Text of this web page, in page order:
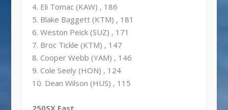
4. Eli Tomac (KAW) , 186
5. Blake Baggett (KTM) , 181
6. Weston Peick (SUZ) , 171
7. Broc Tickle (KTM) , 147
8. Cooper Webb (YAM) , 146
9. Cole Seely (HON) , 124
10. Dean Wilson (HUS) , 115